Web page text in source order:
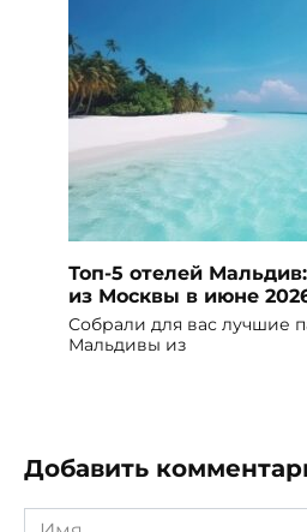
Топ-5 отелей
из Москвы в июне
Собрали для вас лучшие
Мальдивы из
Добавить
Имя